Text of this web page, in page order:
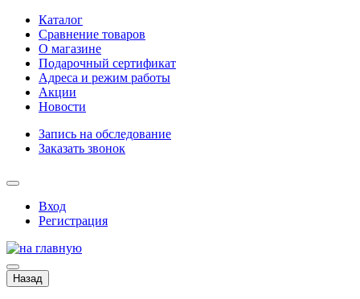
Каталог
Сравнение товаров
О магазине
Подарочный сертификат
Адреса и режим работы
Акции
Новости
Запись на обследование
Заказать звонок
Вход
Регистрация
Назад